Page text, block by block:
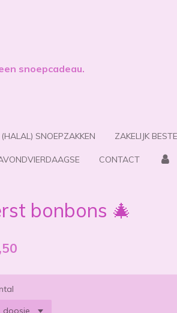
snoepcadeau.
(HALAL) SNOEPZAKKEN ZAKELIJK
CONTACT
bonbons 🎄